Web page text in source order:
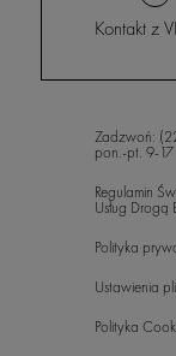
Kontakt z
Zadzwoń:
pon.-pt. 9-17
Regulamin
Usług Drogą
Polityka
Ustawienia
Polityka